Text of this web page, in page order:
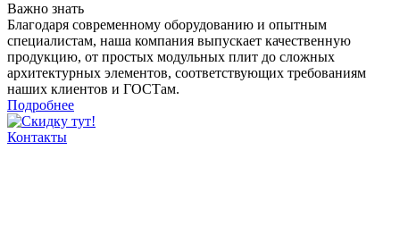
Важно знать
Благодаря современному оборудованию и опытным
специалистам, наша компания выпускает качественную
продукцию, от простых модульных плит до сложных
архитектурных элементов, соответствующих требованиям
наших клиентов и ГОСТам.
Подробнее
Контакты